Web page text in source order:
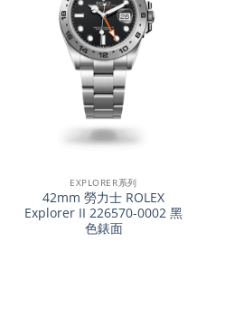
EXPLORER系列
42mm 勞力士 ROLEX
Explorer II 226570-0002 黑
色錶面